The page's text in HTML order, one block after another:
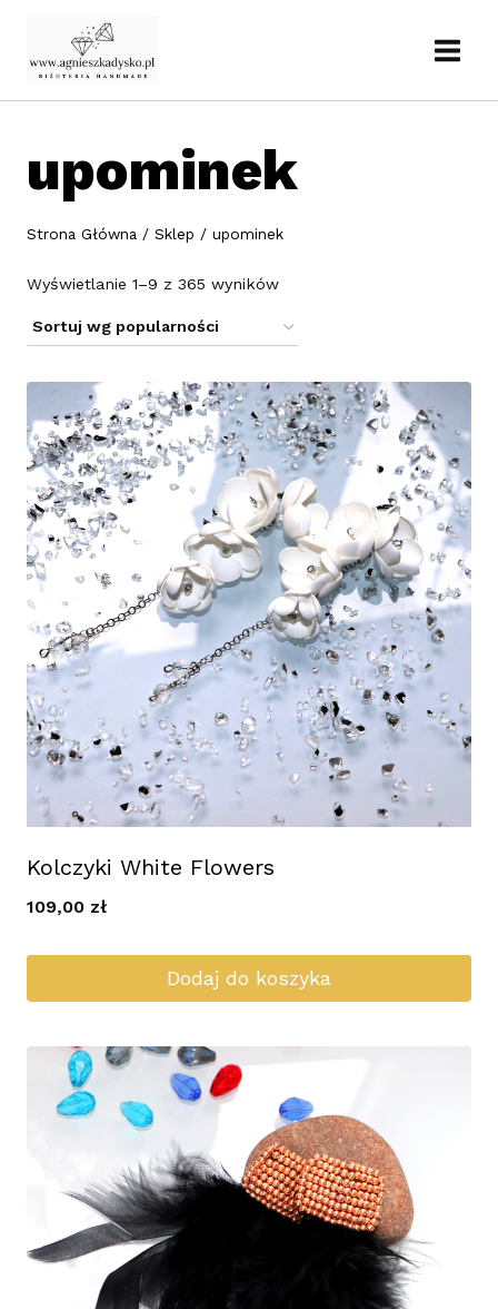
upominek
Strona Główna / Sklep / upominek
Wyświetlanie 1–9 z 365 wynikówPosortowane
popularności
Kolczyki White Flowers
109,00 zł
Dodaj do koszyka